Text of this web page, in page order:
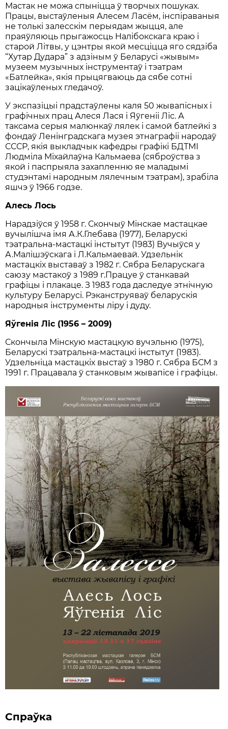
Мастак не можа спыніцца ў творчых пошуках.
Працы, выстаўленыя Алесем Ласём, інспіраваныя
не толькі залесскім перыядам жыцця, але
праяўляюць прыгажосць Налібокскага краю і
старой Літвы, у цэнтры якой месціцца яго сядзіба
“Хутар Дудара” з адзіным ў Беларусі «жывым»
музеем музычных інструментаў і тэатрам
«Батлейка», якія прыцягваюць да сябе сотні
зацікаўленых гледачоў.
У экспазіцыі прадстаўлены каля 50 жывапісных і
графічных прац Алеся Лася і Яўгеніі Ліс. А
таксама серыя малюнкаў лялек і самой батлейкі з
фондаў Ленінградскага музея этнаграфіі народаў
СССР, якія выкладчык кафедры графікі БДТМІ
Людміла Міхайлаўна Кальмаева (сяброўства з
якой і паспрыяла захапленню яе маладымі
студэнтамі народным лялечным тэатрам), зрабіла
яшчэ ў 1966 годзе.
Алесь Лось
Нарадзіўся ў 1958 г. Скончыў Мінскае мастацкае
вучылішча імя А.К.Глебава (1977), Беларускі
тэатральна-мастацкі інстытут (1983) Вучыўся у
А.Малішэўскага і Л.Кальмаевай. Удзельнік
мастацкіх выставаў з 1982 г. Сябра Беларускага
саюзу мастакоў з 1989 г.Працуе ў станкавай
графіцы і плакаце. З 1983 года даследуе этнічную
культуру Беларусі. Рэканструяваў беларускія
народныя інструменты ліру і дуду.
Яўгенія Ліс (1956 – 2009)
Скончыла Мінскую мастацкую вучэльню (1975),
Беларускі тэатральна-мастацкі інстытут (1983).
Удзельніца мастацкіх выстаў з 1980 г. Сябра БСМ з
1991 г. Працавала ў станковым жывапісе і графіцы.
Спраўка